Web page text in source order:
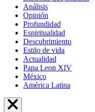
Análisis
Opinión
Profundidad
Espiritualidad
Descubrimiento
Estilo de vida
Actualidad
Papa Leon XIV
México
América Latina